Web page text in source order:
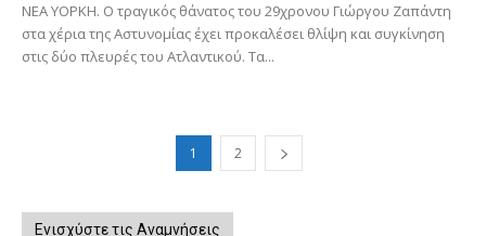
ΝΕΑ ΥΟΡΚΗ. Ο τραγικός θάνατος του 29χρονου Γιώργου Ζαπάντη
στα χέρια της Αστυνομίας έχει προκαλέσει θλίψη και συγκίνηση
στις δύο πλευρές του Ατλαντικού. Τα...
1 2
Ενισχύστε τις Αναμνήσεις